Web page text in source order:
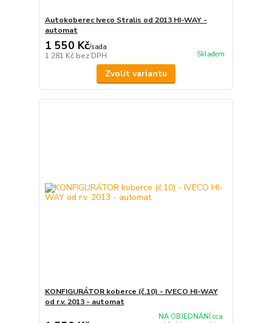
Autokoberec Iveco Stralis od 2013 HI-WAY -
automat
1 550 Kč/sada
1 281 Kč bez DPH Skladem
Zvolit variantu
KONFIGURÁTOR koberce (č.10) - IVECO HI-WAY
od r.v. 2013 - automat
NA OBJEDNÁNÍ cca